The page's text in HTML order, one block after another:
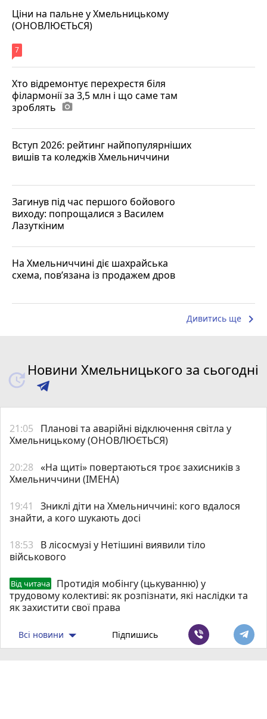
Ціни на пальне у Хмельницькому
(ОНОВЛЮЄТЬСЯ)
7
Хто відремонтує перехрестя біля
філармонії за 3,5 млн і що саме там
зроблять photo_camera
Вступ 2026: рейтинг найпопулярніших
вишів та коледжів Хмельниччини
Загинув під час першого бойового
виходу: попрощалися з Василем
Лазуткіним
На Хмельниччині діє шахрайська
схема, пов’язана із продажем дров
Дивитись ще keyboard_arrow_right
Новини Хмельницького за сьогодні
21:05
Планові та аварійні відключення світла у
Хмельницькому (ОНОВЛЮЄТЬСЯ)
20:28 «На щиті» повертаються троє захисників з
Хмельниччини (ІМЕНА)
19:41
Зниклі діти на Хмельниччині: кого вдалося
знайти, а кого шукають досі
18:53
В лісосмузі у Нетішині виявили тіло
військового
Від читача
Протидія мобінгу (цькуванню) у
трудовому колективі: як розпізнати, які наслідки та
як захистити свої права
Всі новини Підпишись